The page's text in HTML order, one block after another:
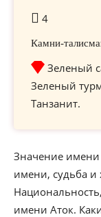
4
Камни-
Зеленый
Зеленый
Танзанит.
Значение имени
имени, судьба и
имени Аток.